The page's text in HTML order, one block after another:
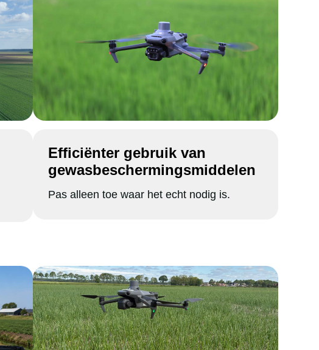
Efficiënter gebruik van
gewasbeschermingsmiddelen
Pas alleen toe waar het echt nodig is.